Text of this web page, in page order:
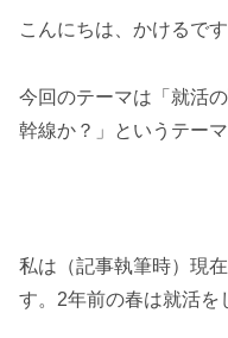
こんにちは、かけるです
今回のテーマは「就活
幹線か？」というテー
私は（記事執筆時）現
す。2年前の春は就活を